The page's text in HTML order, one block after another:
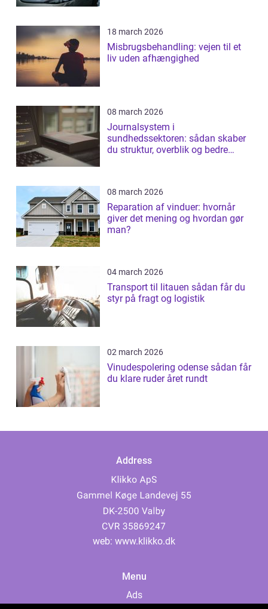
18 march 2026
Misbrugsbehandling: vejen til et
liv uden afhængighed
08 march 2026
Journalsystem i
sundhedssektoren: sådan skaber
du struktur, overblik og bedre
08 march 2026
Reparation af vinduer: hvornår
giver det mening og hvordan gør
man?
04 march 2026
Transport til litauen sådan får du
styr på fragt og logistik
02 march 2026
Vinudespolering odense sådan får
du klare ruder året rundt
Address
web: www.klikko.dk
Menu
Ads